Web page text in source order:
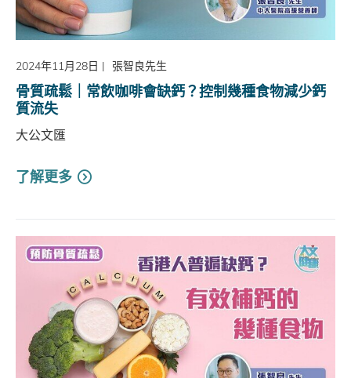
2024年11月28日 | 張智良先生
骨質疏鬆｜常飲咖啡會缺鈣？控制幾種食物減少鈣
質流失
大公文匯
了解更多